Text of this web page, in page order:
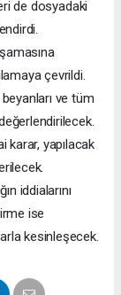
de dosyadaki
çevrildi.
ve tüm
karar, yapılacak
iddialarını
ise
kesinleşecek.